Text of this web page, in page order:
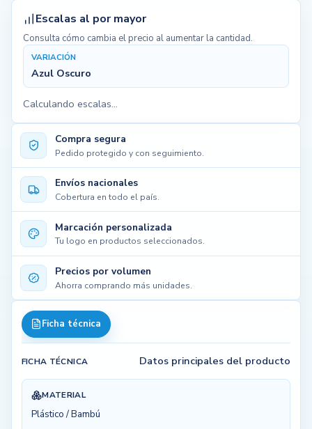
Compra segura
Pedido protegido y con seguimiento.
Envíos nacionales
Cobertura en todo el país.
Marcación personalizada
Tu logo en productos seleccionados.
Precios por volumen
Ahorra comprando más unidades.
Ficha técnica
FICHA TÉCNICA Datos principales del producto
MATERIAL
Plástico / Bambú
Escalas al por mayor
Consulta cómo cambia el precio al aumentar la cantidad.
VARIACIÓN
Azul Oscuro
Calculando escalas...